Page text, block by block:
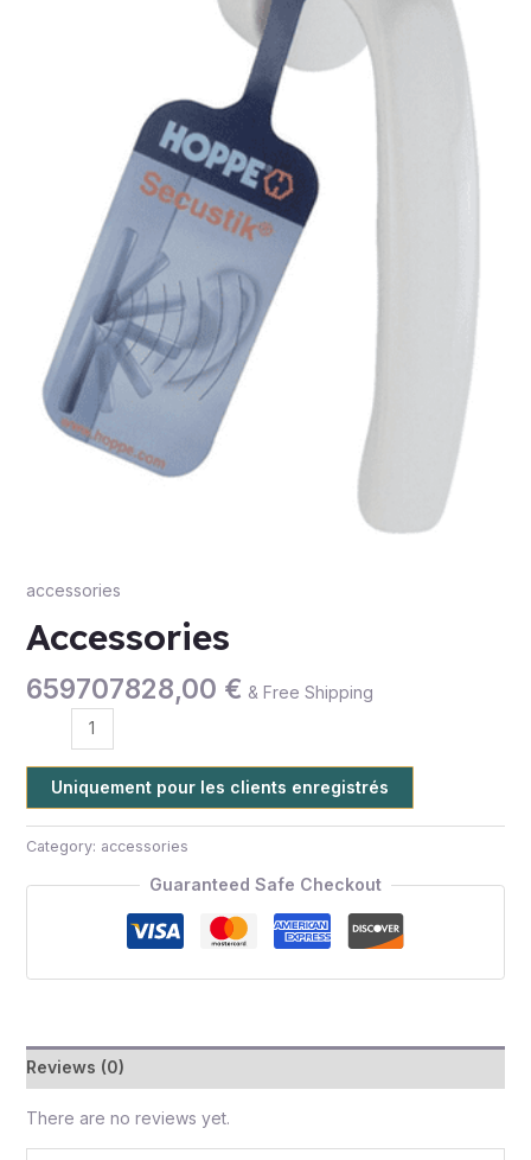
accessories
Accessories
659707828,00 € & Free Shipping
Uniquement pour les clients enregistrés
Category: accessories
Guaranteed Safe Checkout
Reviews (0)
There are no reviews yet.